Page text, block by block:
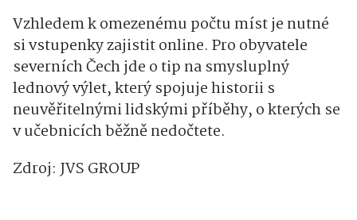
Vzhledem k omezenému počtu míst je nutné
si vstupenky zajistit online. Pro obyvatele
severních Čech jde o tip na smysluplný
lednový výlet, který spojuje historii s
neuvěřitelnými lidskými příběhy, o kterých se
v učebnicích běžně nedočtete.
Zdroj: JVS GROUP